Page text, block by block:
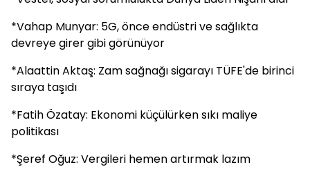
*Vahap Munyar: 5G, önce endüstri ve sağlıkta
devreye girer gibi görünüyor
*Alaattin Aktaş: Zam sağnağı sigarayı TÜFE'de birinci
sıraya taşıdı
*Fatih Özatay: Ekonomi küçülürken sıkı maliye
politikası
*Şeref Oğuz: Vergileri hemen artırmak lazım